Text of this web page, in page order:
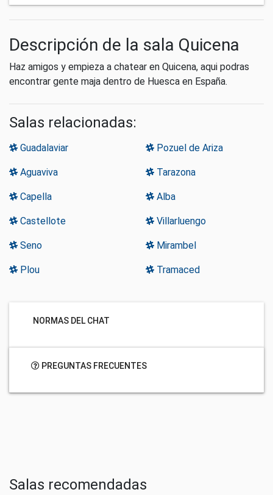
Descripción de la sala Quicena
Haz amigos y empieza a chatear en Quicena, aqui podras
encontrar gente maja dentro de Huesca en España.
Salas relacionadas:
Guadalaviar Pozuel de Ariza
Aguaviva Tarazona
Capella Alba
Castellote Villarluengo
Seno Mirambel
Plou Tramaced
NORMAS DEL CHAT
PREGUNTAS FRECUENTES
Salas recomendadas